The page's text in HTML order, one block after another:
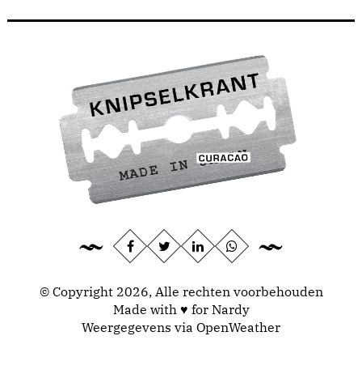
© Copyright 2026, Alle rechten voorbehouden
Made with ♥ for Nardy
Weergegevens via OpenWeather